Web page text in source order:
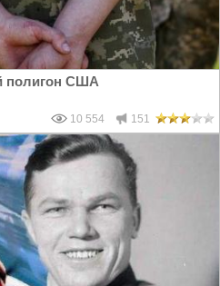
полигон США
10 554 151